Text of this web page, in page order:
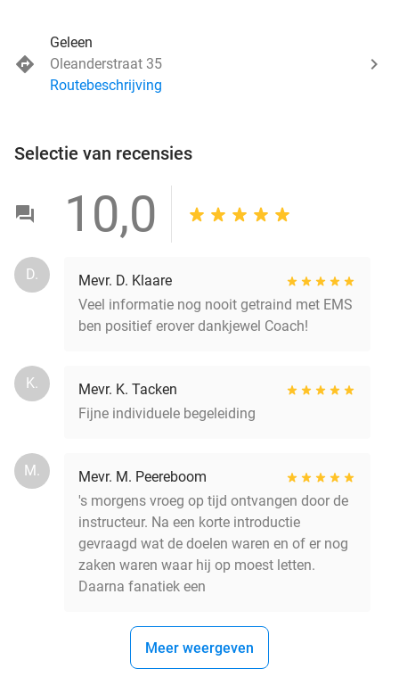
Geleen
Oleanderstraat 35
Routebeschrijving
Selectie van recensies
10,0
D.
Mevr. D. Klaare
Veel informatie nog nooit getraind met EMS
ben positief erover dankjewel Coach!
K.
Mevr. K. Tacken
Fijne individuele begeleiding
M.
Mevr. M. Peereboom
's morgens vroeg op tijd ontvangen door de
instructeur. Na een korte introductie
gevraagd wat de doelen waren en of er nog
zaken waren waar hij op moest letten.
Daarna fanatiek een
Meer weergeven